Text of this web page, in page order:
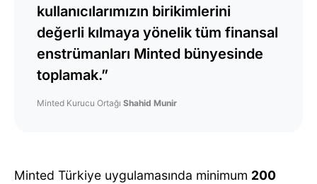
kullanıcılarımızın birikimlerini
değerli kılmaya yönelik tüm finansal
enstrümanları Minted bünyesinde
toplamak.”
Minted Kurucu Ortağı Shahid Munir
Minted Türkiye uygulamasında minimum 200